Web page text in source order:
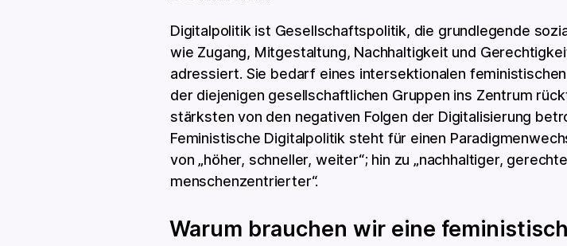
Digitalpolitik ist Gesellschaftspolitik, die grundlegende
wie Zugang, Mitgestaltung, Nachhaltigkeit und
adressiert. Sie bedarf eines intersektionalen
der diejenigen gesellschaftlichen Gruppen ins Zentrum
stärksten von den negativen Folgen der Digitalisierung
Feministische Digitalpolitik steht für einen
von „höher, schneller, weiter“; hin zu „nachhaltiger,
menschenzentrierter“.
Warum brauchen wir eine